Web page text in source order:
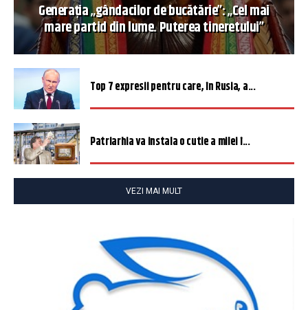
Generația „gândacilor de bucătărie”: „Cel mai
mare partid din lume. Puterea tineretului”
Top 7 expresii pentru care, în Rusia, a...
Patriarhia va instala o cutie a milei î...
VEZI MAI MULT